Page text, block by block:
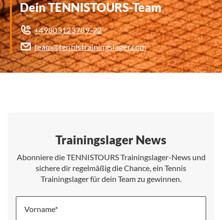
Dein TENNISTOURS-Team
+49803123789-22
team@tennistrainingslager.com
Trainingslager News
Abonniere die TENNISTOURS Trainingslager-News und
sichere dir regelmäßig die Chance, ein Tennis
Trainingslager für dein Team zu gewinnen.
Vorname